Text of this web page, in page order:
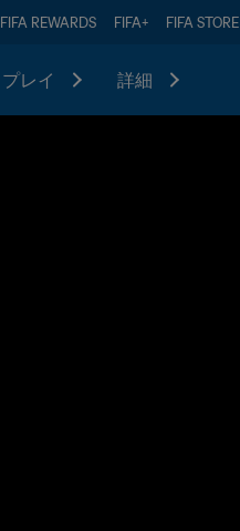
FIFA REWARDS FIFA+ FIFA STORE
プレイ 詳細